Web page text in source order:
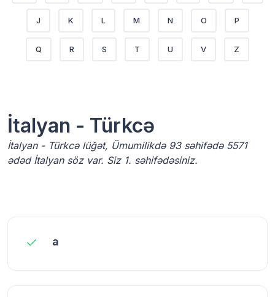
J K L M N O P
Q R S T U V Z
İtalyan - Türkcə
İtalyan - Türkcə lüğət, Ümumilikdə 93 səhifədə 5571
ədəd İtalyan söz var. Siz 1. səhifədəsiniz.
a